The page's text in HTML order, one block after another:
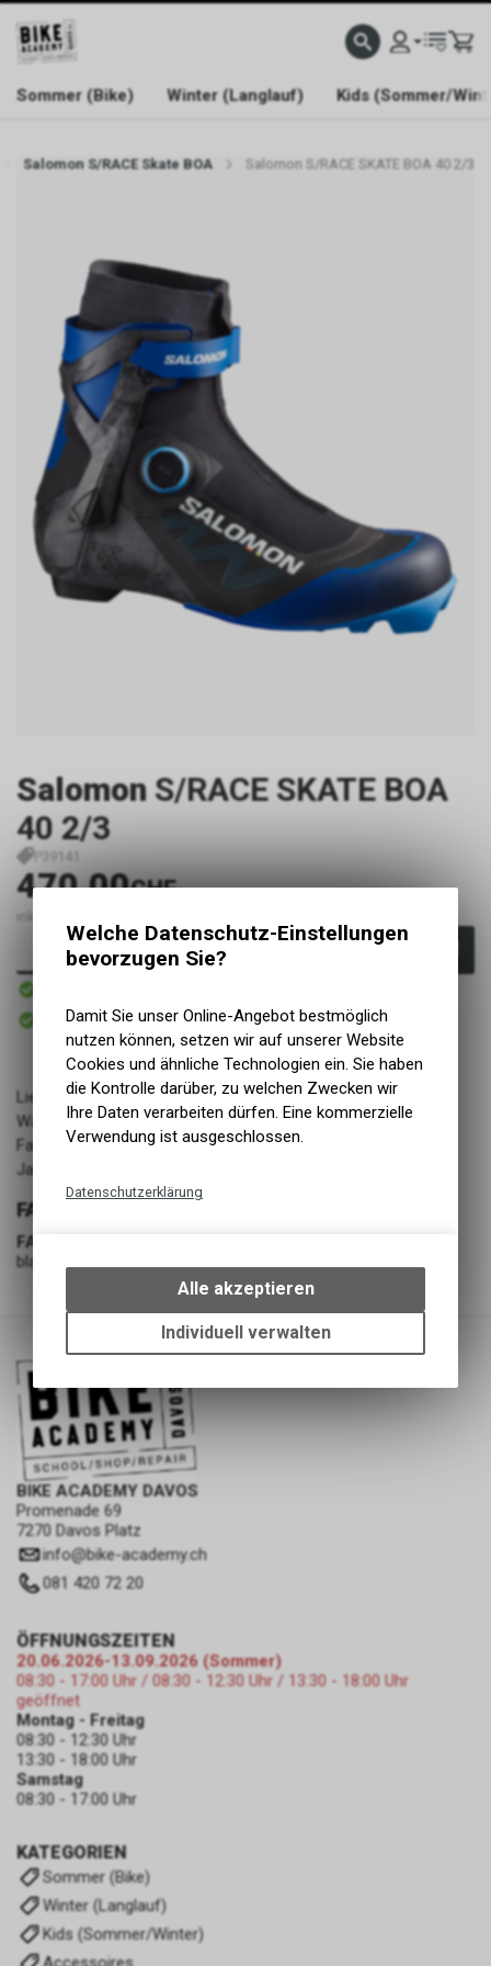
WELCOME TO BIKE ACADEMY
Sommer (Bike) Winter (Langlauf) Kids (Sommer/
Salomon S/RACE Skate BOA Salomon S/RACE SKATE BOA 40 2/3
Salomon S/RACE SKATE BOA
40 2/3
P39141
470.00CHF
inkl. MwSt., zzgl. Versandkosten
In den Warenkorb
Sofort abholbar
Lieferant: Amer Sports Switzerland
Warengruppe: LL - Schuhe - Skating
Farbe: schwarz/blau
Jahrgang: FW 24/25
FARBE
FARBE
black/blue
BIKE ACADEMY DAVOS
Promenade 69
7270 Davos Platz
info@bike-academy.ch
081 420 72 20
KATEGORIEN
Sommer (Bike)
Winter (Langlauf)
Kids (Sommer/Winter)
ÖFFNUNGSZEITEN
20.06.2026-13.09.2026 (Sommer)
08:30 - 17:00 Uhr / 08:30 - 12:30 Uhr / 13:30 - 18:00 Uhr
geöffnet
Montag - Freitag
08:30 - 12:30 Uhr
13:30 - 18:00 Uhr
Samstag
08:30 - 17:00 Uhr
Welche Datenschutz-Einstellungen
bevorzugen Sie?
Damit Sie unser Online-Angebot bestmöglich
nutzen können, setzen wir auf unserer Website
Cookies und ähnliche Technologien ein. Sie haben
die Kontrolle darüber, zu welchen Zwecken wir
Ihre Daten verarbeiten dürfen. Eine kommerzielle
Verwendung ist ausgeschlossen.
Datenschutzerklärung
bestimmte Interaktionen und
Einstellungen auf Ihrem Gerät,
um die grundlegenden
Funktionen unseres Online-
des Warenkorbs, zu
ermöglichen. Bitte beachten Sie,
dass die gespeicherten Daten
keinerlei Rückschlüsse auf Ihre
persönlichen Informationen
Alle akzeptieren
Individuell verwalten